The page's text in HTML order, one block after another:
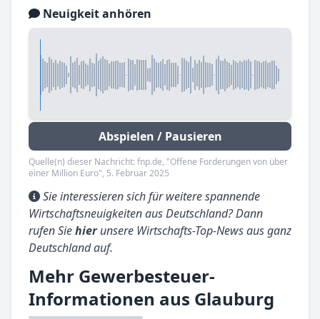
Neuigkeit anhören
Abspielen / Pausieren
Quelle(n) dieser Nachricht: fnp.de, "Offene Forderungen von über
einer Million Euro", 5. Februar 2025
Sie interessieren sich für weitere spannende
Wirtschaftsneuigkeiten aus Deutschland? Dann
rufen Siehierunsere Wirtschafts-Top-News aus ganz
Deutschland auf.
Mehr Gewerbesteuer-
Informationen aus Glauburg